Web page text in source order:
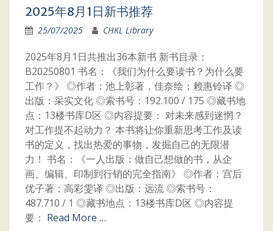
2025年8月1日新书推荐
25/07/2025 CHKL Library
2025年8月1日共推出36本新书 新书目录：
B20250801 书名：《我们为什么要读书？为什么要
工作？》 ◎作者：池上彰著，佳奈绘；赖惠铃译 ◎
出版：采实文化 ◎索书号：192.100 / 175 ◎藏书地
点：13楼书库D区 ◎内容提要： 对未来感到迷惘？
对工作提不起动力？ 本书将让你重新思考工作及读
书的定义，找出热爱的事物，发掘自己的无限潜
力！ 书名：《一人出版：做自己想做的书，从企
画、编辑、印制到行销的完全指南》 ◎作者：宫后
优子著；高彩雯译 ◎出版：远流 ◎索书号：
487.710 / 1 ◎藏书地点：13楼书库D区 ◎内容提
要： Read More …